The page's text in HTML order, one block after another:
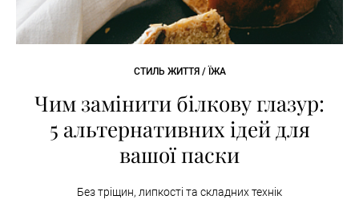
СТИЛЬ ЖИТТЯ / ЇЖА
Чим замінити білкову глазур:
5 альтернативних ідей для
вашої паски
Без тріщин, липкості та складних технік